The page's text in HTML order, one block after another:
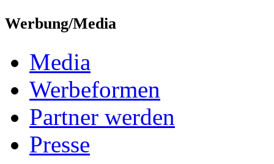
Werbung/Media
Media
Werbeformen
Partner werden
Presse